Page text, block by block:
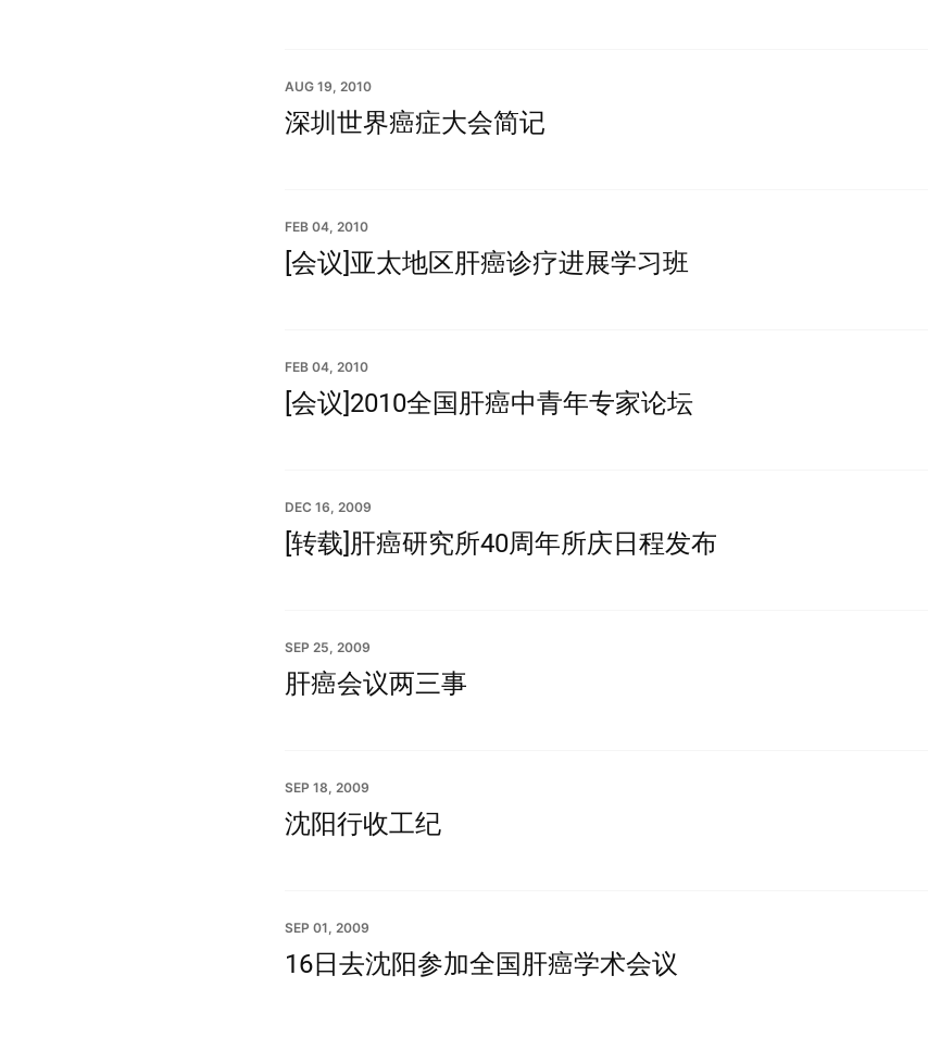
AUG 19, 2010
深圳世界癌症大会简记
FEB 04, 2010
[会议]亚太地区肝癌诊疗进展学习班
FEB 04, 2010
[会议]2010全国肝癌中青年专家论坛
DEC 16, 2009
[转载]肝癌研究所40周年所庆日程发布
SEP 25, 2009
肝癌会议两三事
SEP 18, 2009
沈阳行收工纪
SEP 01, 2009
16日去沈阳参加全国肝癌学术会议